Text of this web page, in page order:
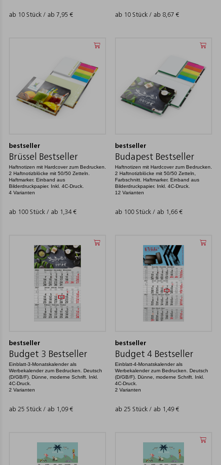
ab 10 Stück / ab 7,95 € ab 10 Stück / ab 8,67 €
bestseller
Brüssel Bestseller
Haftnotizen mit Hardcover zum Bedrucken.
2 Haftnotizblöcke mit 50/50 Zetteln.
Haftmarker. Einband aus
Bilderdruckpapier. Inkl. 4C-Druck.
4 Varianten
ab 100 Stück / ab 1,34 €
bestseller
Budapest Bestseller
Haftnotizen mit Hardcover zum Bedrucken.
2 Haftnotizblöcke mit 50/50 Zetteln,
Farbschnitt. Haftmarker. Einband aus
Bilderdruckpapier. Inkl. 4C-Druck.
12 Varianten
ab 100 Stück / ab 1,66 €
bestseller
Budget 3 Bestseller
Einblatt-3-Monatskalender als
Werbekalender zum Bedrucken. Deutsch
(D/GB/F). Dünne, moderne Schrift. Inkl.
4C-Druck.
2 Varianten
ab 25 Stück / ab 1,09 €
bestseller
Budget 4 Bestseller
Einblatt-4-Monatskalender als
Werbekalender zum Bedrucken. Deutsch
(D/GB/F). Dünne, moderne Schrift. Inkl.
4C-Druck.
2 Varianten
ab 25 Stück / ab 1,49 €